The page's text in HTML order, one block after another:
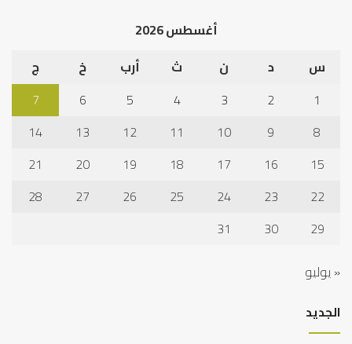
أغسطس 2026
س
د ن ث أرب خ
ج
1
2
3
4
5
6
7
8
9
10
11
12
13
14
15
16
17
18
19
20
21
22
23
24
25
26
27
28
29
30
31
« يوليو
الجديد